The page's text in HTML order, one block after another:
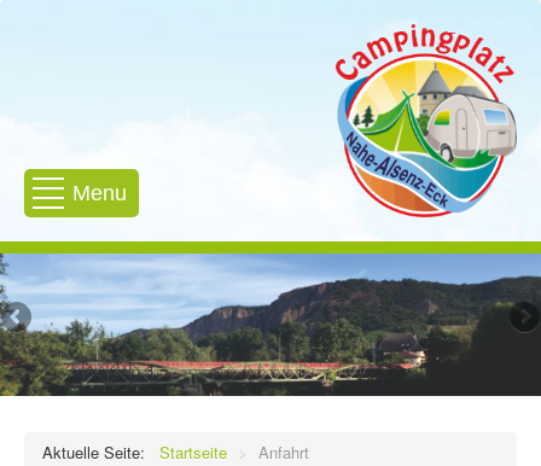
Menu
Aktuelle Seite: Startseite Anfahrt